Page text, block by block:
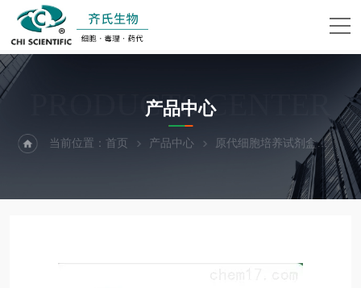
PRODUCTS CENTER
产品中心
当前位置：首页 产品中心 原代细胞培养试剂盒 大